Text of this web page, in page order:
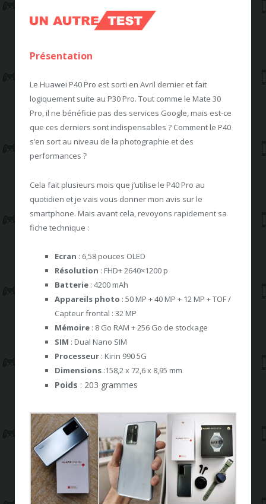
Présentation
Le Huawei P40 Pro est sorti en Avril dernier et fait
logiquement suite au P30 Pro. Tout comme le Mate 30
Pro, il ne bénéficie pas des services Google, mais est-ce
que ces derniers sont indispensables ? Comment le P40
s’en sort au niveau de la photographie et des
performances ?
Cela fait plusieurs mois que j’utilise le P40 Pro au
quotidien et je vais vous donner mon avis sur le
smartphone. Mais avant cela, revoyons rapidement sa
fiche technique :
Ecran : 6,58 pouces OLED
Résolution : FHD+ 2640×1200 p
Batterie : 4200 mAh
Appareils photo : 50 MP + 40 MP + 12 MP + TOF /
Capteur frontal : 32 MP
Mémoire : 8 Go RAM + 256 Go de stockage
SIM : Dual Nano SIM
Processeur : Kirin 990 5G
Dimensions :158,2 x 72,6 x 8,95 mm
Poids : 203 grammes